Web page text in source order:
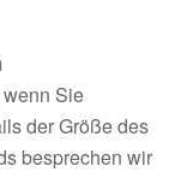
Sie
der Größe des
besprechen wir